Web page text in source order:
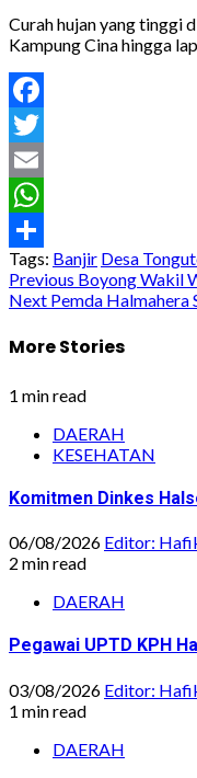
Curah hujan yang tinggi
Kampung Cina hingga
Facebook
Twitter
Email
WhatsApp
Share
Tags: Banjir Desa
Post
Previous Boyong Wakil
Next Pemda Halmahera
More Stories
1 min read
DAERAH
KESEHATAN
Komitmen Dinkes
06/08/2026 Editor:
2 min read
DAERAH
Pegawai UPTD KPH
03/08/2026 Editor:
1 min read
DAERAH